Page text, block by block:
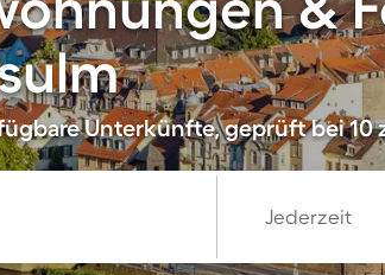
Unterkünfte, geprüft bei 10
Jederzeit